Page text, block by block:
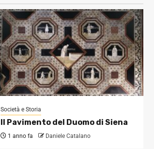
Società e Storia
Il Pavimento del Duomo di Siena
1 anno fa Daniele Catalano